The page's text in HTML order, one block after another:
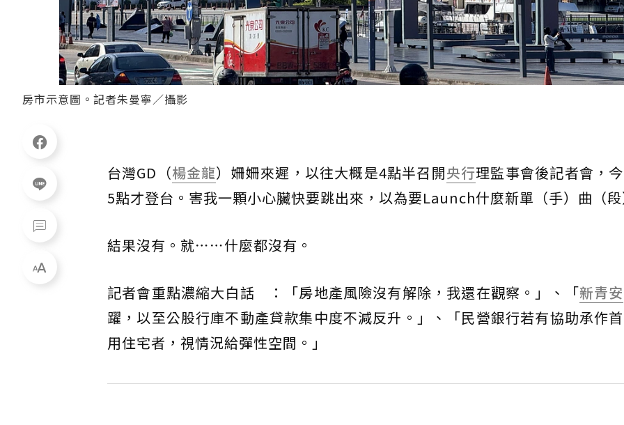
房市示意圖。記者朱曼寧／攝影
台灣GD（楊金龍）姍姍來遲，以往大概是4點半召開央行理監事會後記者會，
5點才登台。害我一顆小心臟快要跳出來，以為要Launch什麼新單（手）曲（段
結果沒有。就⋯⋯什麼都沒有。
記者會重點濃縮大白話 ：「房地產風險沒有解除，我還在觀察。」、「新青安
躍，以至公股行庫不動產貸款集中度不減反升。」、「民營銀行若有協助承作
用住宅者，視情況給彈性空間。」